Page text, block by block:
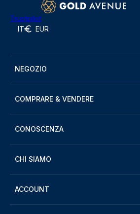
Trustpilot
IT EUR
NEGOZIO
COMPRARE & VENDERE
CONOSCENZA
CHI SIAMO
ACCOUNT